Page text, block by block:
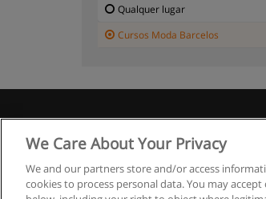
Qualquer lugar
Cursos Moda Barcelos
We Care About Your Privacy
We and our partners store and/or access
cookies to process personal data. You may